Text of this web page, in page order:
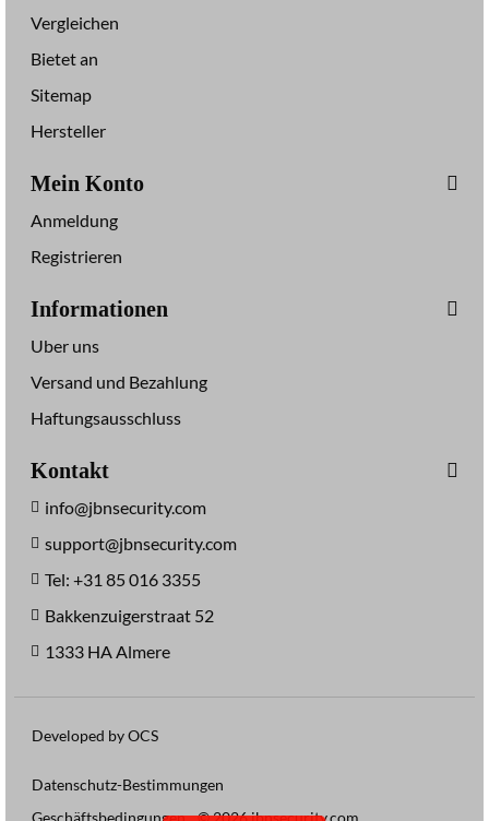
Vergleichen
Bietet an
Sitemap
Hersteller
Mein Konto
Anmeldung
Registrieren
Informationen
Uber uns
Versand und Bezahlung
Haftungsausschluss
Kontakt
info@jbnsecurity.com
support@jbnsecurity.com
Tel: +31 85 016 3355
Bakkenzuigerstraat 52
1333 HA Almere
Developed by OCS
Datenschutz-Bestimmungen
Geschäftsbedingungen
© 2026 jbnsecurity.com